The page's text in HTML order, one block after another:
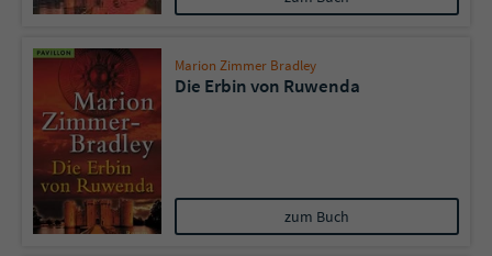
Marion Zimmer Bradley
Die Erbin von Ruwenda
zum Buch